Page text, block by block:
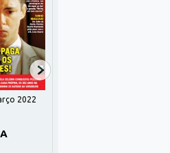
2022